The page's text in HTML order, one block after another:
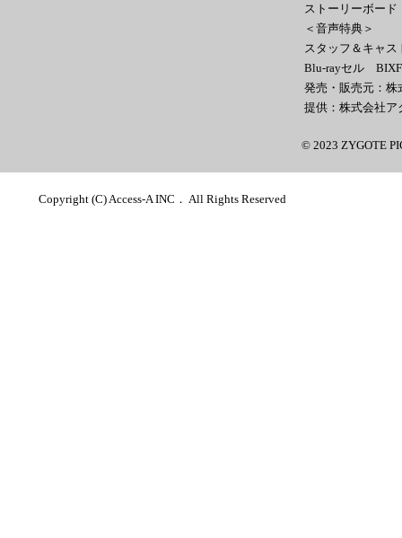
ストーリーボー
＜音声特典＞
スタッフ＆キャ
Blu-rayセル
発売・販売元：株
提供：株式会社ア
© 2023 ZYGOTE
Copyright (C) Access-A INC． All Rights Reserved